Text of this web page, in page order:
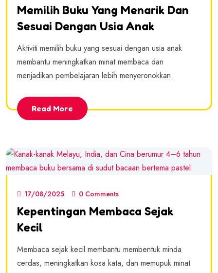
Memilih Buku Yang Menarik Dan
Sesuai Dengan Usia Anak
Aktiviti memilih buku yang sesuai dengan usia anak
membantu meningkatkan minat membaca dan
menjadikan pembelajaran lebih menyeronokkan.
Read More
17/08/2025 0 Comments
Kepentingan Membaca Sejak
Kecil
Membaca sejak kecil membantu membentuk minda
cerdas, meningkatkan kosa kata, dan memupuk minat